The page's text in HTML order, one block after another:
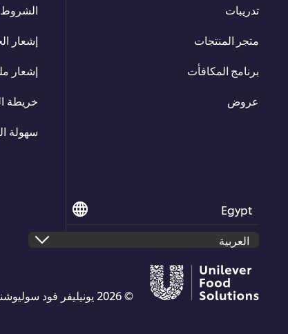
تدريبات
متجر المنتجات
برنامج المكافأت
عروض
الشروط
إشعار
إشعار
خريطة
سهولة
Egypt
© 2026 يونيليفر فود سوليوشنز جميع الحقوق محفوظة